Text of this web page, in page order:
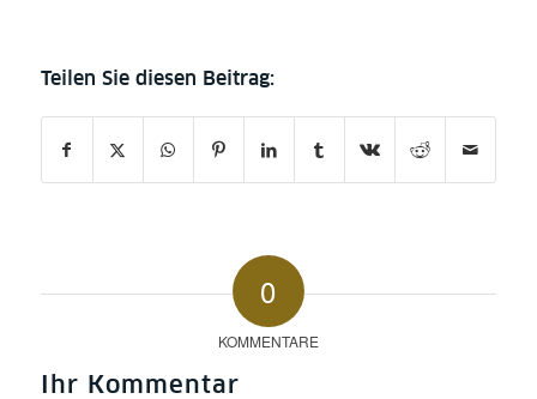
0
KOMMENTARE
Ihr Kommentar